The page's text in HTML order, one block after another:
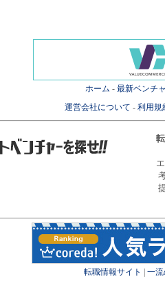
ホーム - 最新ベンチ
運営会社について - 利用規
転職情報サイト 一